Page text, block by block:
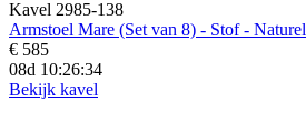
Kavel 2985-138
Armstoel Mare (Set van 8) - Stof - Naturel
€ 585
08d 10:26:32
Bekijk kavel